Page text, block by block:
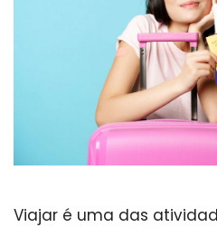
Viajar é uma das